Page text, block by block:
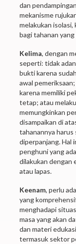
dan
mekanisme
melakukan
bagi tahanan
Kelima, dengan
seperti: tidak
bukti karena
awal
karena memiliki
tetap; atau
memungkinkan
disampaikan di
tahanannya harus
diperpanjang. Hal
penghuni yang
dilakukan dengan
atau lapas.
Keenam, perlu
yang
menghadapi
masa yang akan
dan materi
termasuk sektor